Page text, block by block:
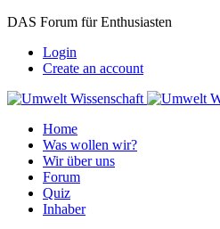
DAS Forum für Enthusiasten
Login
Create an account
Home
Was wollen wir?
Wir über uns
Forum
Quiz
Inhaber